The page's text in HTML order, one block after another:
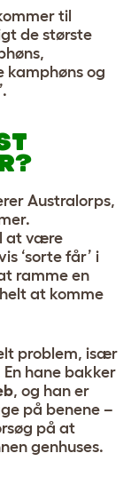
til
de største
kamphøns og
Australorps,
at være
‘sorte får’ i
ramme en
at komme
problem, især
hane bakker
, og han er
på benene –
på at
genhuses.